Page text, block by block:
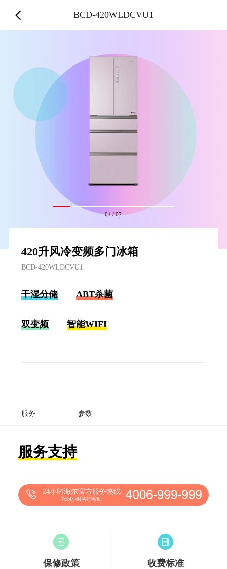
01/07
420升风冷变频多门冰箱
BCD-420WLDCVU1
干湿分储 ABT杀菌
双变频 智能WIFI
服务 参数
服务支持
24小时海尔官方服务热线
7x24小时咨询帮助
保修政策 收费标准
BCD-420WLDCVU1